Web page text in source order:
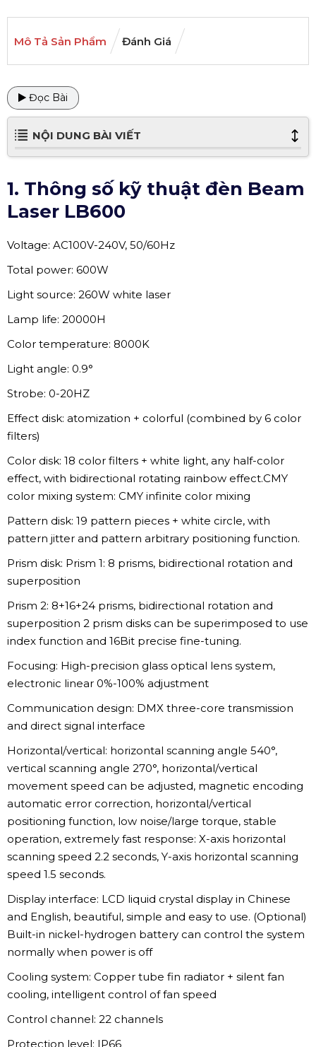
Mô Tả Sản Phẩm Đánh Giá
Đọc Bài
NỘI DUNG BÀI VIẾT
1. Thông số kỹ thuật đèn Beam
Laser LB600
Voltage: AC100V-240V, 50/60Hz
Total power: 600W
Light source: 260W white laser
Lamp life: 20000H
Color temperature: 8000K
Light angle: 0.9°
Strobe: 0-20HZ
Effect disk: atomization + colorful (combined by 6 color
filters)
Color disk: 18 color filters + white light, any half-color
effect, with bidirectional rotating rainbow effect.CMY
color mixing system: CMY infinite color mixing
Pattern disk: 19 pattern pieces + white circle, with
pattern jitter and pattern arbitrary positioning function.
Prism disk: Prism 1: 8 prisms, bidirectional rotation and
superposition
Prism 2: 8+16+24 prisms, bidirectional rotation and
superposition 2 prism disks can be superimposed to use
index function and 16Bit precise fine-tuning.
Focusing: High-precision glass optical lens system,
electronic linear 0%-100% adjustment
Communication design: DMX three-core transmission
and direct signal interface
Horizontal/vertical: horizontal scanning angle 540°,
vertical scanning angle 270°, horizontal/vertical
movement speed can be adjusted, magnetic encoding
automatic error correction, horizontal/vertical
positioning function, low noise/large torque, stable
operation, extremely fast response: X-axis horizontal
scanning speed 2.2 seconds, Y-axis horizontal scanning
speed 1.5 seconds.
Display interface: LCD liquid crystal display in Chinese
and English, beautiful, simple and easy to use. (Optional)
Built-in nickel-hydrogen battery can control the system
normally when power is off
Cooling system: Copper tube fin radiator + silent fan
cooling, intelligent control of fan speed
Control channel: 22 channels
Protection level: IP66